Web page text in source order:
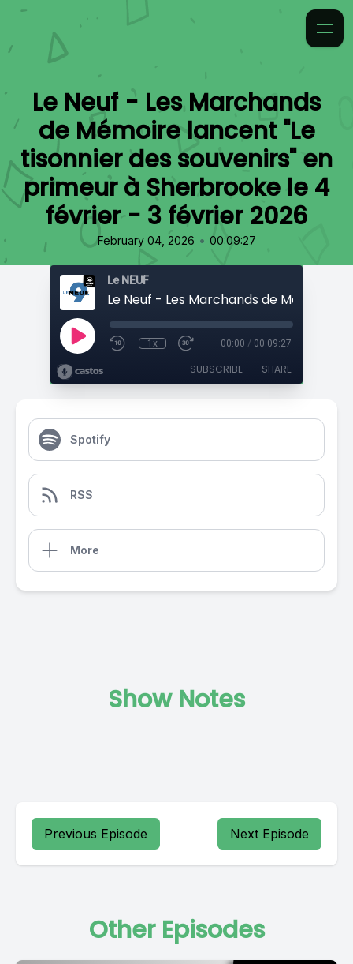
Le Neuf - Les Marchands
de Mémoire lancent "Le
tisonnier des souvenirs" en
primeur à Sherbrooke le 4
février - 3 février 2026
February 04, 2026 • 00:09:27
Le NEUF
1x 00:00 / 00:09:27
SUBSCRIBE SHARE
Spotify
RSS
More
Show Notes
Previous Episode Next Episode
Other Episodes